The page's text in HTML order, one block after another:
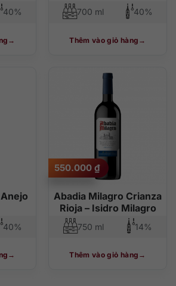
40% 700 ml 40%
Thêm vào giỏ hàng
40%
Abadia Milagro Crianza
Rioja – Isidro Milagro
550.000 ₫
750 ml 14%
Thêm vào giỏ hàng